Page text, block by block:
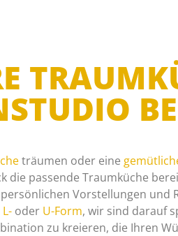
träumen oder eine
die passende Traumküche
Vorstellungen und
L-oder U-Form, wir sind darauf
zu kreieren, die Ihren